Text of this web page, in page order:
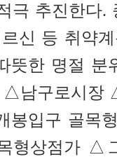
극 추진한다.
신 등 취약
뜻한 명절
△남구로시장
입구 골목
형상점가 △